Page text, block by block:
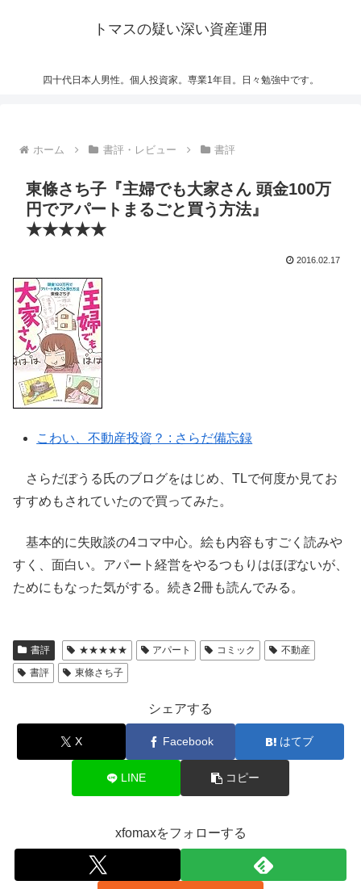
トマスの疑い深い資産運用
四十代日本人男性。個人投資家。専業1年目。日々勉強中です。
ホーム 書評・レビュー 書評
東條さち子『主婦でも大家さん 頭金100万
円でアパートまるごと買う方法』
★★★★★
2016.02.17
こわい、不動産投資？ : さらだ備忘録
さらだぼうる氏のブログをはじめ、TLで何度か見てお
すすめもされていたので買ってみた。
基本的に失敗談の4コマ中心。絵も内容もすごく読みや
すく、面白い。アパート経営をやるつもりはほぼないが、
ためにもなった気がする。続き2冊も読んでみる。
書評 ★★★★★ アパート コミック
不動産
書評
東條さち子
シェアする
X Facebook はてブ
LINE コピー
xfomaxをフォローする